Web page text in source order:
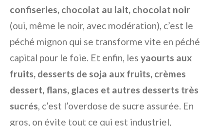
confiseries, chocolat au lait, chocolat noir
(oui, même le noir, avec modération), c’est le
péché mignon qui se transforme vite en péché
capital pour le foie. Et enfin, les yaourts aux
fruits, desserts de soja aux fruits, crèmes
dessert, flans, glaces et autres desserts très
sucrés, c’est l’overdose de sucre assurée. En
gros, on évite tout ce qui est industriel,